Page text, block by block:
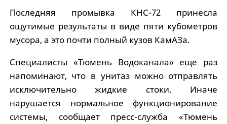
Последняя промывка КНС-72 принесла
ощутимые результаты в виде пяти кубометров
мусора, а это почти полный кузов КамАЗа.
Специалисты «Тюмень Водоканала» еще раз
напоминают, что в унитаз можно отправлять
исключительно жидкие стоки. Иначе
нарушается нормальное функционирование
системы, сообщает пресс-служба «Тюмень